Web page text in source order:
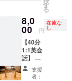
画像は
様でご
準備く
ださ
い。 ※
ブログ
開設に
は支援
者様ご
行いま
本100冊
は会場
で販売
しても
プレゼ
ントし
てもど
ちらで
負って
堤の成
果の上
がる
WordPr
essブロ
グを制
作＋コ
ンサル
す
る
8,0
00 円
在庫な
し
【40分
1:1英会
話】 既
に個人
からは
支援
者：